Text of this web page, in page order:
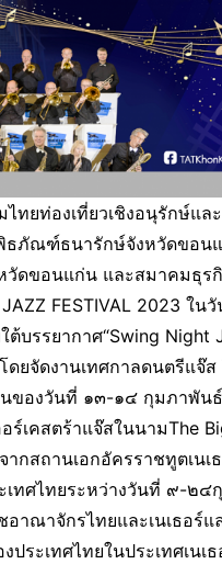
ทยท่องเที่ยวเชิงอนุรักษ์แล
พิธภัณฑ์ธนารักษ์จังหวัดขอน
ดขอนแก่น และสมาคมธุร
FESTIVAL 2023 ใน
รรยากาศ“Swing Night
ดยจัดงานเทศกาลดนตรีแจ๊ส
ย็นของวันที่ ๑๓-๑๔ กุมภาพั
เคสตร้าแจ๊สในนามThe
ากสถานเอกอัครราชทูตเนเ
เทศไทยระหว่างวันที่ ๙-๒
าณาจักรไทยและเนเธอร์แ
ระเทศไทยในประเทศเนเ